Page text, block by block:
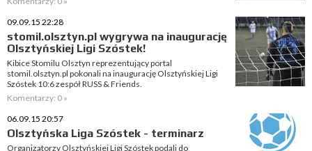
09.09.15 22:28
stomil.olsztyn.pl wygrywa na inaugurację
Olsztyńskiej Ligi Szóstek!
Kibice Stomilu Olsztyn reprezentujący portal
stomil.olsztyn.pl pokonali na inaugurację Olsztyńskiej Ligi
Szóstek 10:6 zespół RUSS & Friends.
Komentarzy: 0 »
06.09.15 20:57
Olsztyńska Liga Szóstek - terminarz
Organizatorzy Olsztyńskiej Ligi Szóstek podali do